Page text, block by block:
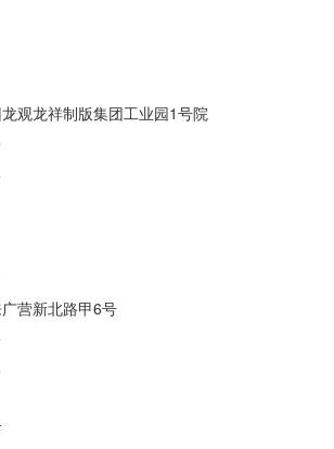
观龙祥制版集团工业园1号院
营新北路甲6号